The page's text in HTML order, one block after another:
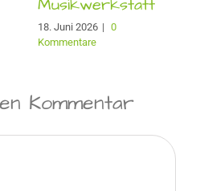
Musikwerkstatt
18. Juni 2026 | 0
Kommentare
Kommentar